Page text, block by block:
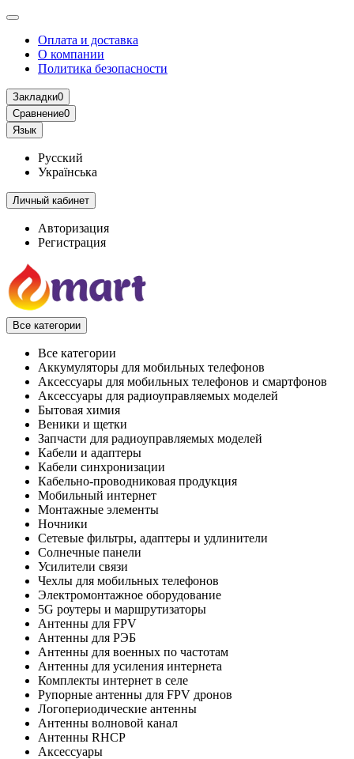
Оплата и доставка
О компании
Политика безопасности
Закладки0
Сравнение0
Язык
Русский
Українська
Личный кабинет
Авторизация
Регистрация
Все категории
Все категории
Аккумуляторы для мобильных телефонов
Аксессуары для мобильных телефонов и смартфонов
Аксессуары для радиоуправляемых моделей
Бытовая химия
Веники и щетки
Запчасти для радиоуправляемых моделей
Кабели и адаптеры
Кабели синхронизации
Кабельно-проводниковая продукция
Мобильный интернет
Монтажные элементы
Ночники
Сетевые фильтры, адаптеры и удлинители
Солнечные панели
Усилители связи
Чехлы для мобильных телефонов
Электромонтажное оборудование
5G роутеры и маршрутизаторы
Антенны для FPV
Антенны для РЭБ
Антенны для военных по частотам
Антенны для усиления интернета
Комплекты интернет в селе
Рупорные антенны для FPV дронов
Логопериодические антенны
Антенны волновой канал
Антенны RHCP
Аксессуары